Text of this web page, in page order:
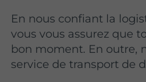
En nous confiant la
vous vous assurez que
bon moment. En outre,
service de transport de